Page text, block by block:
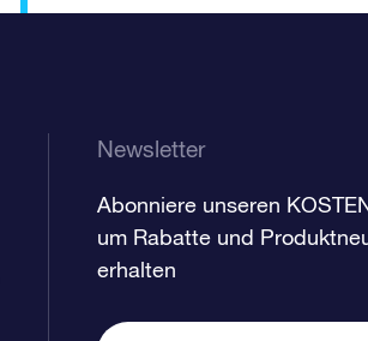
Newsletter
Abonniere unseren
um Rabatte und
erhalten